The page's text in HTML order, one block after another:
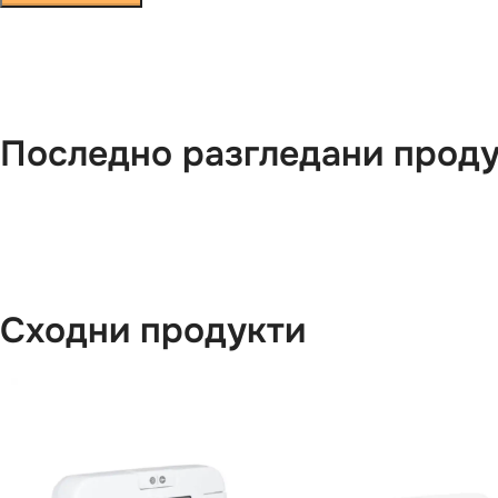
Последно разгледани
Сходни продукти